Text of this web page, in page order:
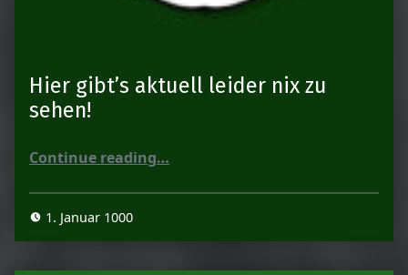
Hier gibt’s aktuell leider nix zu
sehen!
Continue reading…
1. Januar 1000